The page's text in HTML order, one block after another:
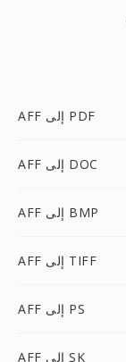
AFF إلى PDF
AFF إلى DOC
AFF إلى BMP
AFF إلى TIFF
AFF إلى PS
AFF إلى SK